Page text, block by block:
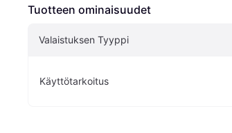
Tuotteen ominaisuudet
Valaistuksen Tyyppi
Käyttötarkoitus